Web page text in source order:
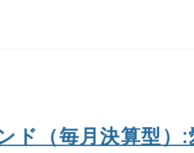
ド（毎月決算型